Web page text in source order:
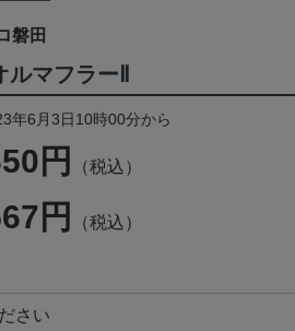
磐田
マフラーⅡ
年6月3日10時00分から
円 （税込）
円 （税込）